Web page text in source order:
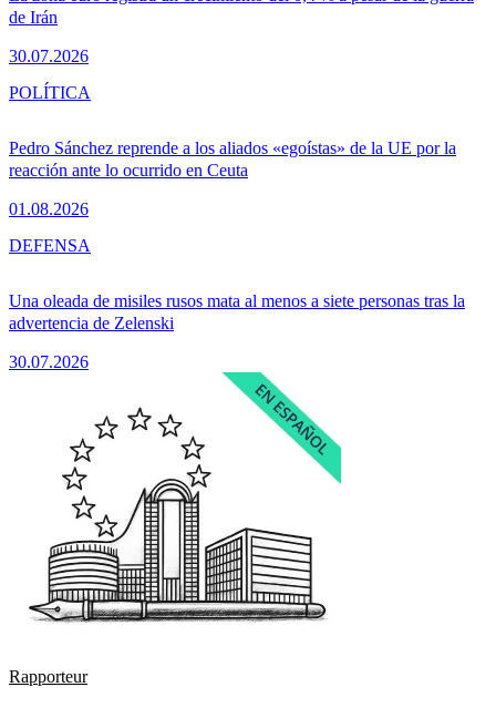
de Irán
30.07.2026
Pedro Sánchez reprende a los aliados «egoístas» de la UE por la
reacción ante lo ocurrido en Ceuta
01.08.2026
POLÍTICA
Una oleada de misiles rusos mata al menos a siete personas tras la
advertencia de Zelenski
30.07.2026
DEFENSA
Rapporteur